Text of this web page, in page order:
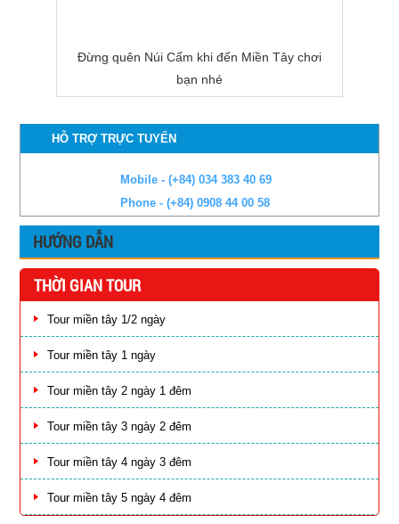
Đừng quên Núi Cấm khi đến Miền Tây chơi
bạn nhé
HỖ TRỢ TRỰC TUYẾN
Mobile - (+84) 034 383 40 69
Phone - (+84) 0908 44 00 58
HƯỚNG DẪN
THỜI GIAN TOUR
Tour miền tây 1/2 ngày
Tour miền tây 1 ngày
Tour miền tây 2 ngày 1 đêm
Tour miền tây 3 ngày 2 đêm
Tour miền tây 4 ngày 3 đêm
Tour miền tây 5 ngày 4 đêm